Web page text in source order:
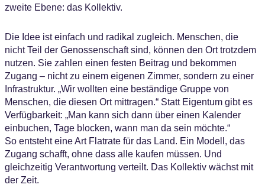
zweite Ebene: das Kollektiv.
Die Idee ist einfach und radikal zugleich. Menschen, die
nicht Teil der Genossenschaft sind, können den Ort trotzdem
nutzen. Sie zahlen einen festen Beitrag und bekommen
Zugang – nicht zu einem eigenen Zimmer, sondern zu einer
Infrastruktur. „Wir wollten eine beständige Gruppe von
Menschen, die diesen Ort mittragen.“ Statt Eigentum gibt es
Verfügbarkeit: „Man kann sich dann über einen Kalender
einbuchen, Tage blocken, wann man da sein möchte.“
So entsteht eine Art Flatrate für das Land. Ein Modell, das
Zugang schafft, ohne dass alle kaufen müssen. Und
gleichzeitig Verantwortung verteilt. Das Kollektiv wächst mit
der Zeit.